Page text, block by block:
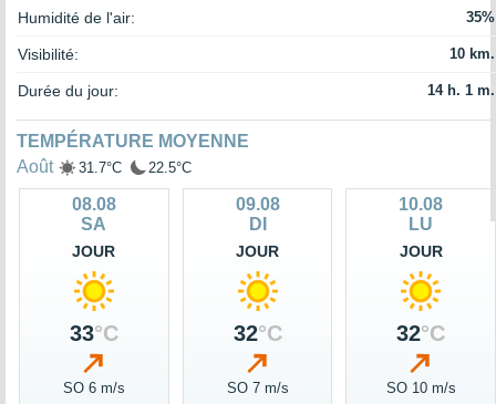
Humidité de l'air: 35%
Visibilité: 10 km.
Durée du jour: 14 h. 1 m.
TEMPÉRATURE MOYENNE
Août
31.7°C 22.5°C
08.08
SA
JOUR
33°C
SO 6 m/s
09.08
DI
JOUR
32°C
SO 7 m/s
10.08
LU
JOUR
32°C
SO 10 m/s